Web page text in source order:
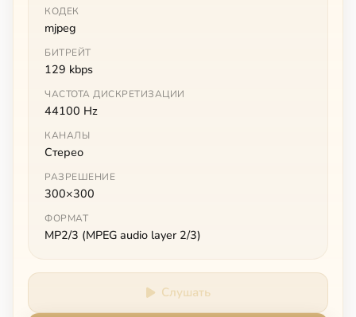
КОДЕК
mjpeg
БИТРЕЙТ
129 kbps
ЧАСТОТА ДИСКРЕТИЗАЦИИ
44100 Hz
КАНАЛЫ
Стерео
РАЗРЕШЕНИЕ
300×300
ФОРМАТ
MP2/3 (MPEG audio layer 2/3)
Слушать